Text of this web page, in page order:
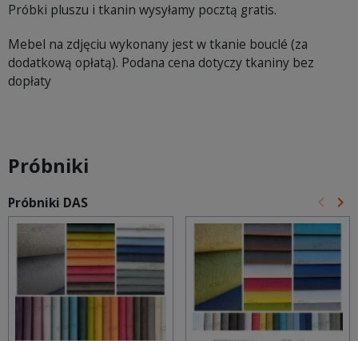
Próbki pluszu i tkanin wysyłamy pocztą gratis.
Mebel na zdjęciu wykonany jest w tkanie bouclé (za
dodatkową opłatą). Podana cena dotyczy tkaniny bez
dopłaty
Próbniki
Próbniki DAS keyboard_arrow_left keyboard_arrow_right